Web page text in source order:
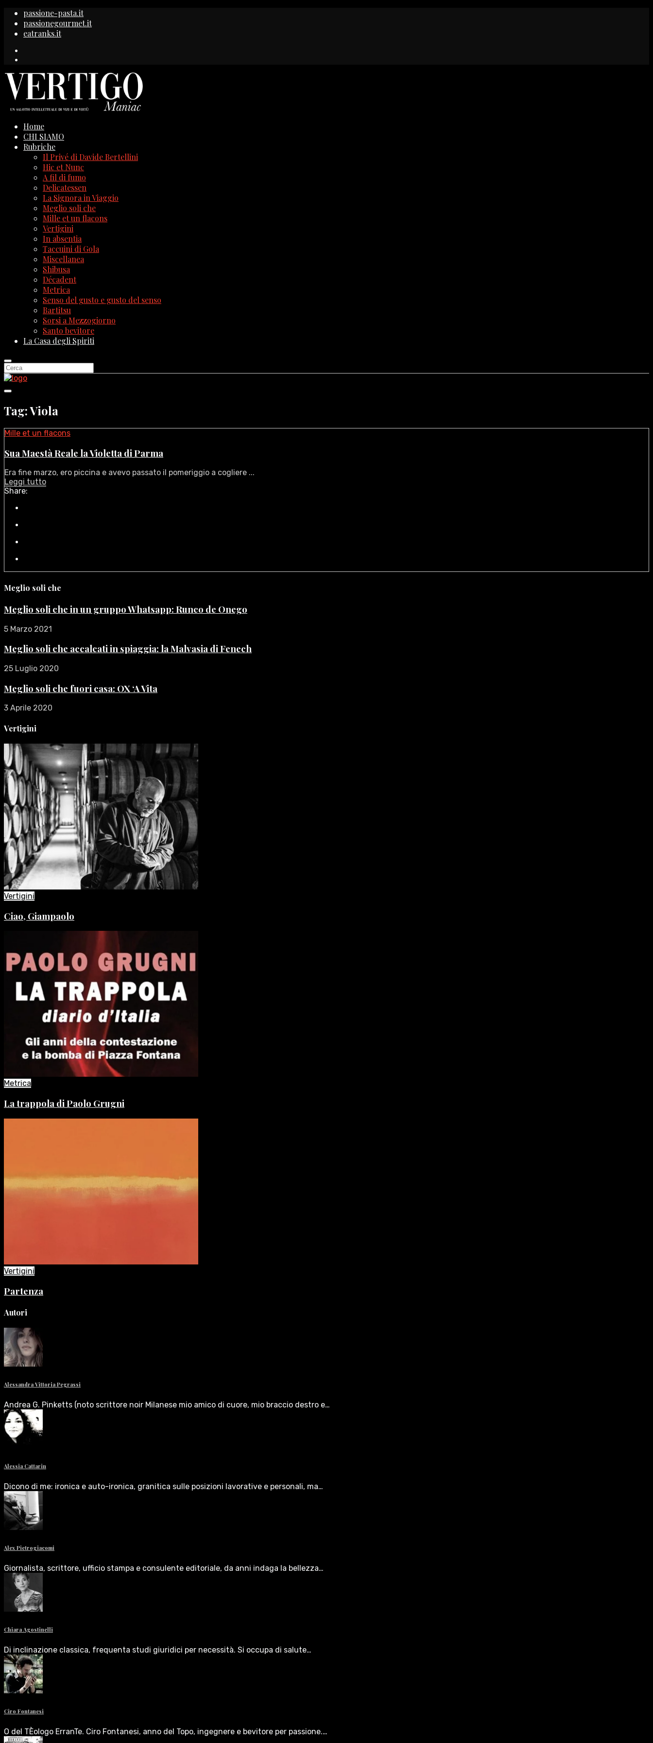
passione-pasta.it
passionegourmet.it
eatranks.it
Home
CHI SIAMO
Rubriche
Il Privé di Davide Bertellini
Hic et Nunc
A fil di fumo
Delicatessen
La Signora in Viaggio
Meglio soli che
Mille et un flacons
Vertigini
In absentia
Taccuini di Gola
Miscellanea
Shibusa
Décadent
Metrica
Senso del gusto e gusto del senso
Bartitsu
Sorsi a Mezzogiorno
Santo bevitore
La Casa degli Spiriti
Tag: Viola
Mille et un flacons
Sua Maestà Reale la Violetta di Parma
Era fine marzo, ero piccina e avevo passato il pomeriggio a cogliere ...
Leggi tutto
Share:
Meglio soli che
Meglio soli che in un gruppo Whatsapp: Runco de Onego
5 Marzo 2021
Meglio soli che accalcati in spiaggia: la Malvasia di Fenech
25 Luglio 2020
Meglio soli che fuori casa: OX ‘A Vita
3 Aprile 2020
Vertigini
Vertigini
Ciao, Giampaolo
Metrica
La trappola di Paolo Grugni
Vertigini
Partenza
Autori
Alessandra Vittoria Pegrassi
Andrea G. Pinketts (noto scrittore noir Milanese mio amico di cuore, mio braccio destro e…
Alessia Cattarin
Dicono di me: ironica e auto-ironica, granitica sulle posizioni lavorative e personali, ma…
Alex Pietrogiacomi
Giornalista, scrittore, ufficio stampa e consulente editoriale, da anni indaga la bellezza…
Chiara Agostinelli
Di inclinazione classica, frequenta studi giuridici per necessità. Si occupa di salute…
Ciro Fontanesi
O del TÈologo ErranTe. Ciro Fontanesi, anno del Topo, ingegnere e bevitore per passione.…